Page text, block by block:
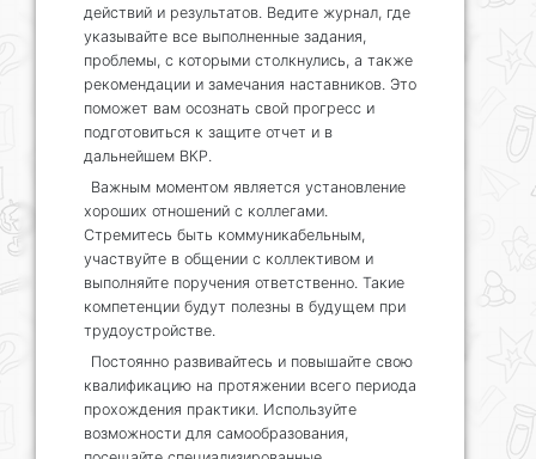
действий и результатов. Ведите журнал, где
указывайте все выполненные задания,
проблемы, с которыми столкнулись, а также
рекомендации и замечания наставников. Это
поможет вам осознать свой прогресс и
подготовиться к защите отчет и в
дальнейшем ВКР.
Важным моментом является установление
хороших отношений с коллегами.
Стремитесь быть коммуникабельным,
участвуйте в общении с коллективом и
выполняйте поручения ответственно. Такие
компетенции будут полезны в будущем при
трудоустройстве.
Постоянно развивайтесь и повышайте свою
квалификацию на протяжении всего периода
прохождения практики. Используйте
возможности для самообразования,